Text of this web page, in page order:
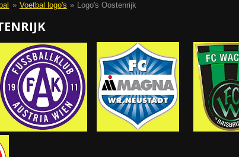
» Voetbal logo's » Logo's Oostenrijk